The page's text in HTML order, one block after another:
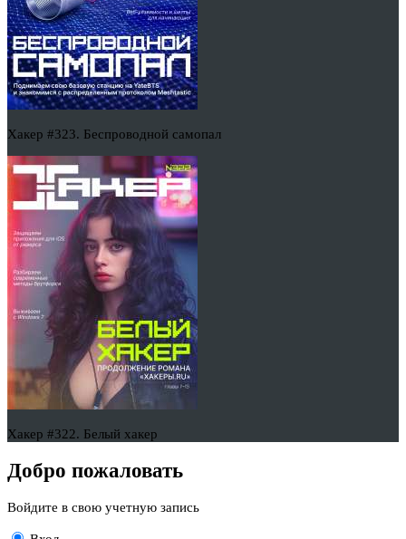
Хакер #323. Беспроводной самопал
Хакер #322. Белый хакер
Добро пожаловать
Войдите в свою учетную запись